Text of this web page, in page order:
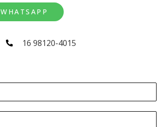
WHATSAPP
16 98120-4015